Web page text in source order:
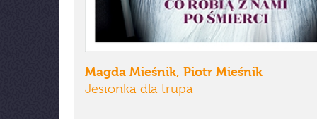
Magda Mieśnik, Piotr Mieśnik
Jesionka dla trupa